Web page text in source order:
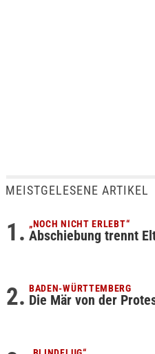
MEISTGELESENE ARTIKEL
„NOCH NICHT ERLEBT“
Abschiebung trennt
BADEN-WÜRTTEMBERG
Die Mär von der